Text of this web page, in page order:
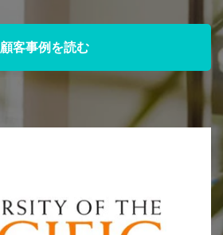
顧客事例を読む